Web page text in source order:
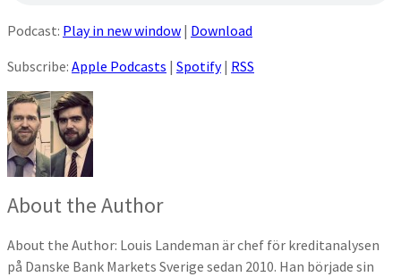
Podcast: Play in new window | Download
Subscribe: Apple Podcasts | Spotify| RSS
About the Author
About the Author: Louis Landeman är chef för kreditanalysen
på Danske Bank Markets Sverige sedan 2010. Han började sin